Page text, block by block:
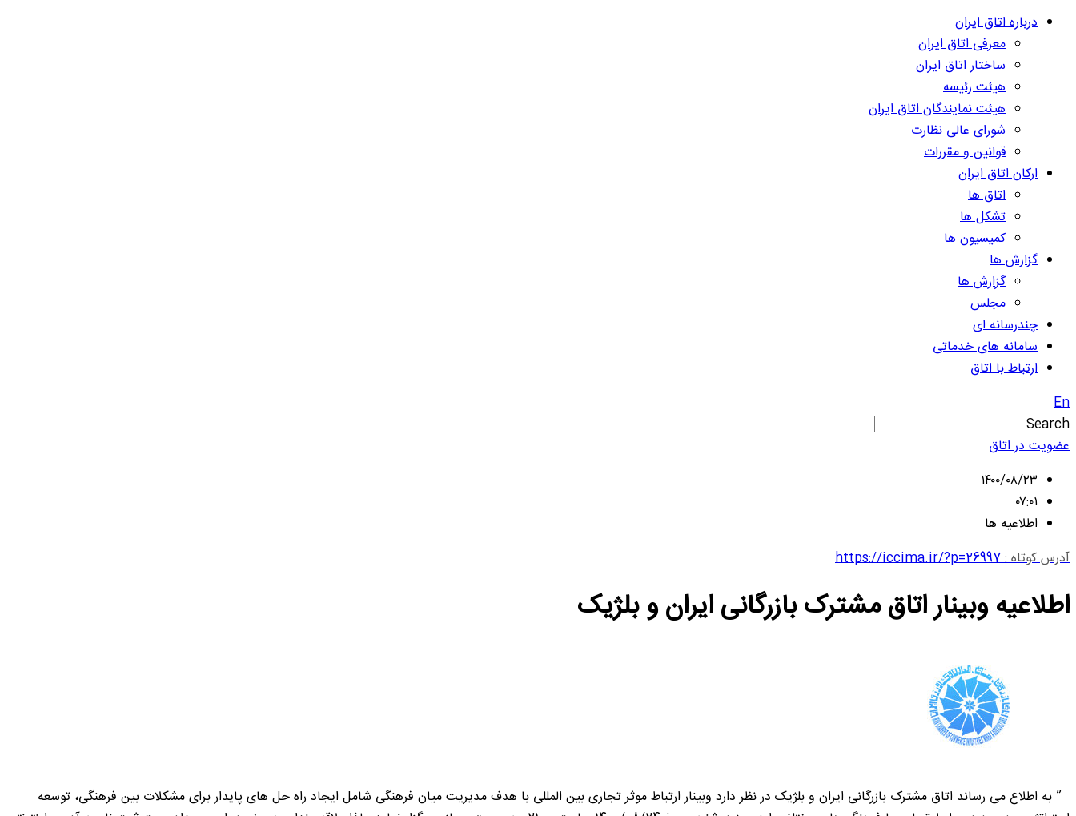
درباره اتاق ایران
معرفی اتاق ایران
ساختار اتاق ایران
هیئت رئیسه
هیئت نمایندگان اتاق ایران
شورای عالی نظارت
قوانین و مقررات
ارکان اتاق ایران
اتاق ها
تشکل ها
کمیسیون ها
گزارش ها
گزارش ها
مجلس
چندرسانه ای
سامانه های خدماتی
ارتباط با اتاق
En
Search
عضویت در اتاق
۱۴۰۰/۰۸/۲۳
۰۷:۰۱
اطلاعیه ها
آدرس کوتاه :https://iccima.ir/?p=26997
اطلاعیه وبینار اتاق مشترک بازرگانی ایران و بلژیک
” به اطلاع می رساند اتاق مشترک بازرگانی ایران و بلژیک در نظر دارد وبینار ارتباط موثر تجاری بین المللی با هدف مدیریت میان فرهنگی شامل ایجاد راه حل های پایدار برای مشکلات بین فرهنگی، توسعه